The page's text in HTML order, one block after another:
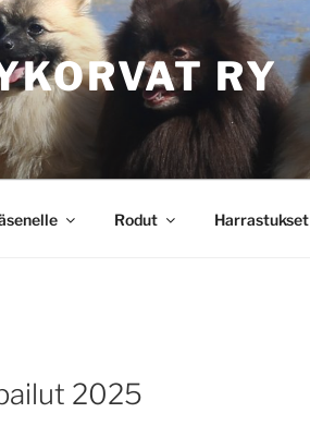
RY
Rodut Harrastukset
2025